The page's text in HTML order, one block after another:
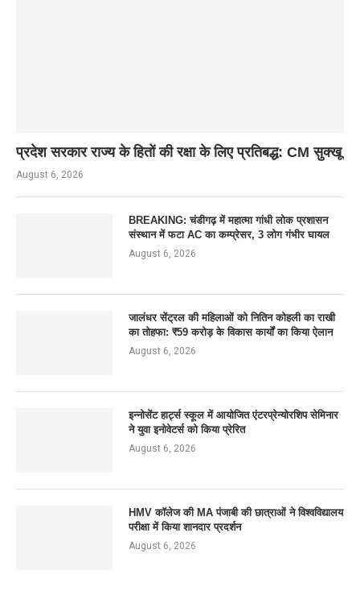
प्रदेश सरकार राज्य के हितों की रक्षा के लिए प्रतिबद्ध: CM सुक्खू
August 6, 2026
BREAKING: चंडीगढ़ में महात्मा गांधी लोक प्रशासन
संस्थान में फटा AC का कम्प्रेसर, 3 लोग गंभीर घायल
August 6, 2026
जालंधर सेंट्रल की महिलाओं को नितिन कोहली का राखी
का तोहफा: ₹59 करोड़ के विकास कार्यों का किया ऐलान
August 6, 2026
इन्नोसेंट हार्ट्स स्कूल में आयोजित एंटरप्रेन्योरशिप सेमिनार
ने युवा इनोवेटर्स को किया प्रेरित
August 6, 2026
HMV कॉलेज की MA पंजाबी की छात्राओं ने विश्वविद्यालय
परीक्षा में किया शानदार प्रदर्शन
August 6, 2026